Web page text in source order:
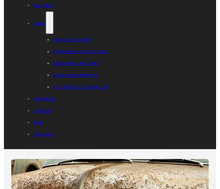
TALLERES
GRÚAS
GRÚAS CERCA DE MÍ
GRÚAS PARA MOTOCICLETAS
GRÚAS PARA TRACTORES
GRÚAS PARA CAMIONES
ASISTENCIA EN CARRETERA
LAVADEROS
YONKERS
BLOG
CONTACTO